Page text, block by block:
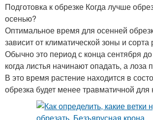
Подготовка к обрезке Когда лучше
осенью?
Оптимальное время для осенней
зависит от климатической зоны и сорта
Обычно это период с конца сентября
когда листья начинают опадать, а лоза
В это время растение находится в
обрезка будет менее травматичной для